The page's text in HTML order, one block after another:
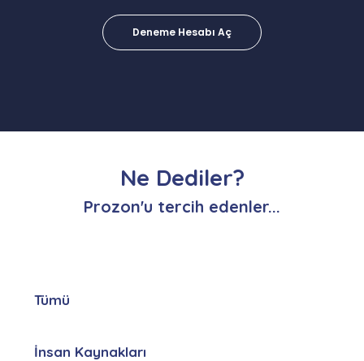
Deneme Hesabı Aç
Ne Dediler?
Prozon'u tercih edenler...
Tümü
İnsan Kaynakları